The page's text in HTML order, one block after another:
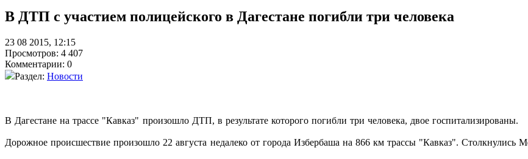
В ДТП с участием полицейского в Дагестане погибли три человека
23 08 2015, 12:15
Просмотров: 4 407
Комментарии: 0
Раздел: Новости
В Дагестане на трассе "Кавказ" произошло ДТП, в результате которого погибли три человека, двое госпитализированы.
Дорожное происшествие произошло 22 августа недалеко от города Избербаша на 866 км трассы "Кавказ". Столкнулись